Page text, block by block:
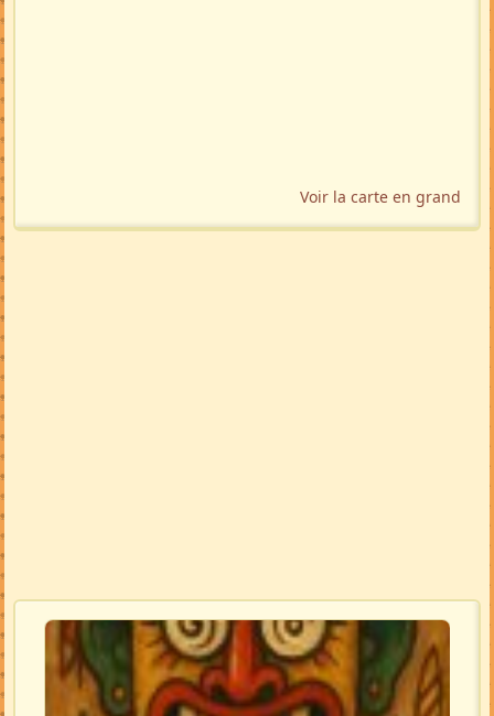
Voir la carte en grand